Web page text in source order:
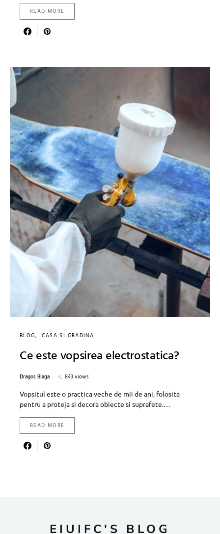
READ MORE
BLOG CASA SI GRADINA
Ce este vopsirea electrostatica?
Dragos Blaga
843 views
Vopsitul este o practica veche de mii de ani, folosita
pentru a proteja si decora obiecte si suprafete.…
READ MORE
EIUIFC'S BLOG